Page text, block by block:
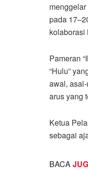
pada
kolaborasi
Pameran
“Hulu”
awal,
arus yang
Ketua
sebagai
BACA